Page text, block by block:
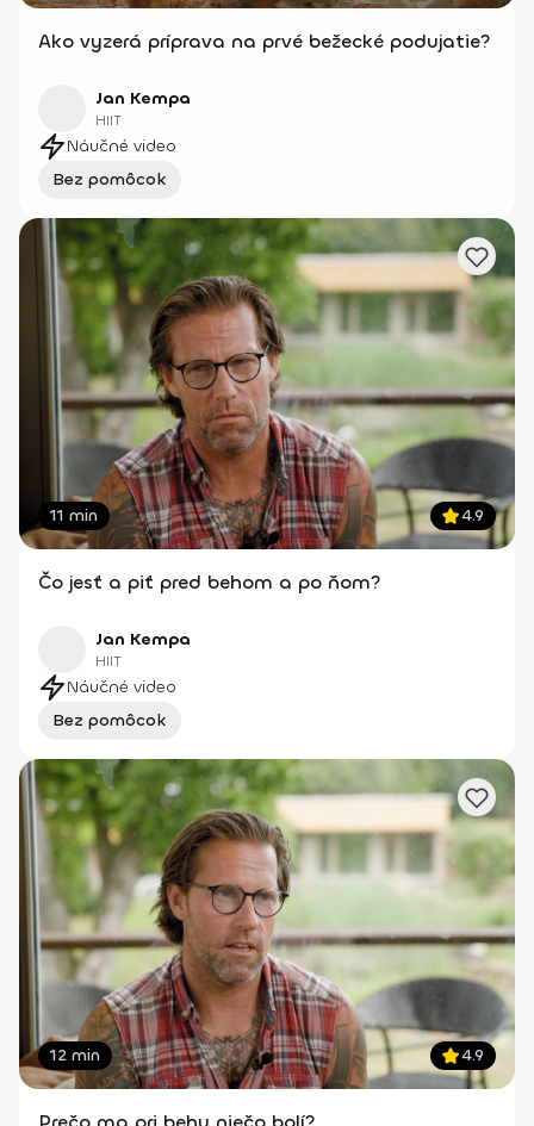
Ako vyzerá príprava na prvé bežecké podujatie?
Jan Kempa
HIIT
Náučné video
Bez pomôcok
11 min 4.9
Čo jesť a piť pred behom a po ňom?
Jan Kempa
HIIT
Náučné video
Bez pomôcok
12 min 4.9